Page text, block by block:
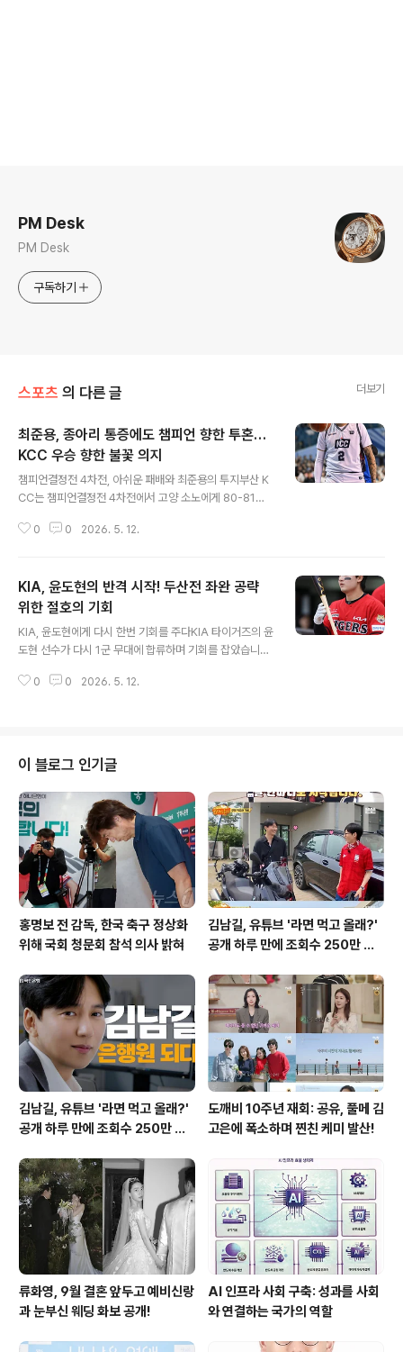
PM Desk
PM Desk
구독하기
스포츠 의 다른 글 더보기
최준용, 종아리 통증에도 챔피언 향한 투혼…
KCC 우승 향한 불꽃 의지
챔피언결정전 4차전, 아쉬운 패배와 최준용의 투지부산 K
CC는 챔피언결정전 4차전에서 고양 소노에게 80-81로
록 패배했지만, 정규리그 6위 팀으로서 첫 우승이라는 새
팀의 공격과 수비에서 없어서는 안 될 존재감을 보여주며,
많은 데미지에도 불구하고 코트를 지키고 있습니다. 종아
리 통증에도 불구하고, 최준용의 결단최근 최준용은 종아
리 통증을 호소하며 팬들의 우려를 샀습니다. 종아리 통증
은 아킬레스건 부상으로 이어질 수 있어 더욱 주의가 필요
한 상황입니다. 4차전 마지막까지 경기를 소화했지만, 그
0 0 2026. 5. 12.
KIA, 윤도현의 반격 시작! 두산전 좌완 공략
위한 절호의 기회
KIA, 윤도현에게 다시 한번 기회를 주다KIA 타이거즈의 윤
도현 선수가 다시 1군 무대에 합류하며 기회를 잡았습니다.
고 2군 3경기에서 8타수 2안타 2볼넷을 기록하며 컨디션
키길 기대하고 있습니다. KIA는 이번 기회를 통해 공격력
강화라는 과제를 해결하고자 합니다. 좌완 상대 강점, 두산
전 승리 이끌까?윤도현 선수의 가장 큰 장점은 타격, 특히
좌완 투수에게 강하다는 점입니다. 데뷔 이후 1군에서 좌완
상대 타율 0.378을 기록할 만큼 뛰어난 면모를 보여왔습
니다. 이번 주 K..
0 0 2026. 5. 12.
이 블로그 인기글
홍명보 전 감독, 한국 축구 정상화
위해 국회 청문회 참석 의사 밝혀
김남길, 유튜브 '라면 먹고 올래?'
공개 하루 만에 조회수 250만 돌
김남길, 유튜브 '라면 먹고 올래?'
공개 하루 만에 조회수 250만 돌
도깨비 10주년 재회: 공유, 풀메 김
고은에 폭소하며 찐친 케미 발산!
류화영, 9월 결혼 앞두고 예비신랑
과 눈부신 웨딩 화보 공개!
AI 인프라 사회 구축: 성과를 사회
와 연결하는 국가의 역할